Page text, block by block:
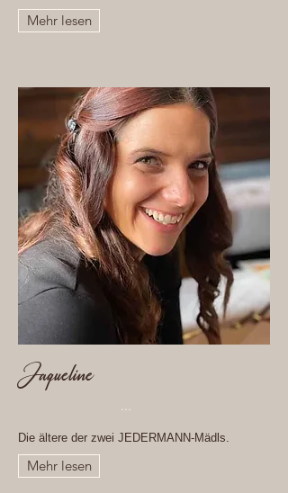
Mehr lesen
Jaqueline
...
Die ältere der zwei JEDERMANN-Mädls.
Mehr lesen